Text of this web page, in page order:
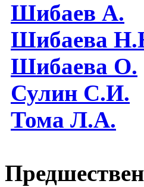
Шибаев А.
Шибаева
Шибаева O.
Сулин С.И.
Тома Л.А.